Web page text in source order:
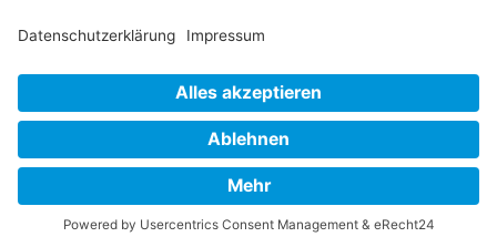
NACH OBEN
Datenschutz Netiquette FAQ
Powered bynative:media.